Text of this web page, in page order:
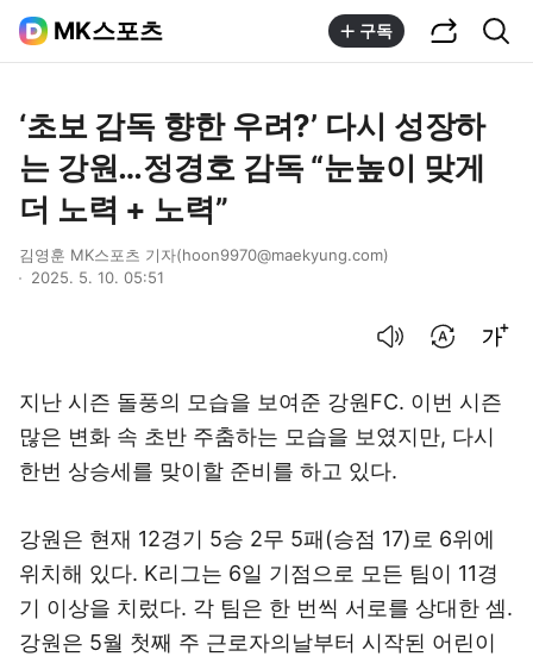
MK스포츠 구독
‘초보 감독 향한 우려?’ 다시 성장하
는 강원…정경호 감독 “눈높이 맞게
더 노력 + 노력”
김영훈 MK스포츠 기자(hoon9970@maekyung.com)
2025. 5. 10. 05:51
지난 시즌 돌풍의 모습을 보여준 강원FC. 이번 시즌
많은 변화 속 초반 주춤하는 모습을 보였지만, 다시
한번 상승세를 맞이할 준비를 하고 있다.
강원은 현재 12경기 5승 2무 5패(승점 17)로 6위에
위치해 있다. K리그는 6일 기점으로 모든 팀이 11경
기 이상을 치렀다. 각 팀은 한 번씩 서로를 상대한 셈.
강원은 5월 첫째 주 근로자의날부터 시작된 어린이